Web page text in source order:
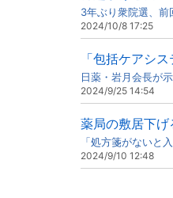
3年ぶり衆院選、前
2024/10/8 17:25
「包括ケアシ
日薬・岩月会長が
2024/9/25 14:54
薬局の敷居下
「処方箋がないと
2024/9/10 12:48